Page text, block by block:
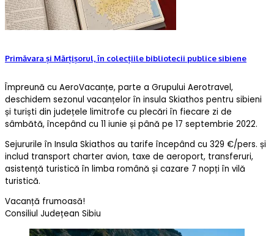
Primăvara și Mărțișorul, în colecțiile bibliotecii publice sibiene
Împreună cu AeroVacanțe, parte a Grupului Aerotravel,
deschidem sezonul vacanțelor în insula Skiathos pentru sibieni
și turiști din județele limitrofe cu plecări în fiecare zi de
sâmbătă, începând cu 11 iunie și până pe 17 septembrie 2022.
Sejururile în Insula Skiathos au tarife începând cu 329 €/pers. și
includ transport charter avion, taxe de aeroport, transferuri,
asistență turistică în limba română și cazare 7 nopți în vilă
turistică.
Vacanță frumoasă!
Consiliul Județean Sibiu